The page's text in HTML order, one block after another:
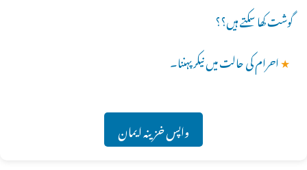
گوشت کھا سکتے ہیں؟؟
★احرام کی حالت میں نیکر پہننا۔
واپس خزینہ ایمان